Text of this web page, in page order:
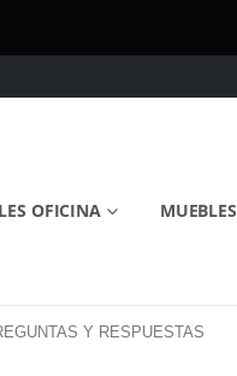
OFICINA
Y RESPUESTAS